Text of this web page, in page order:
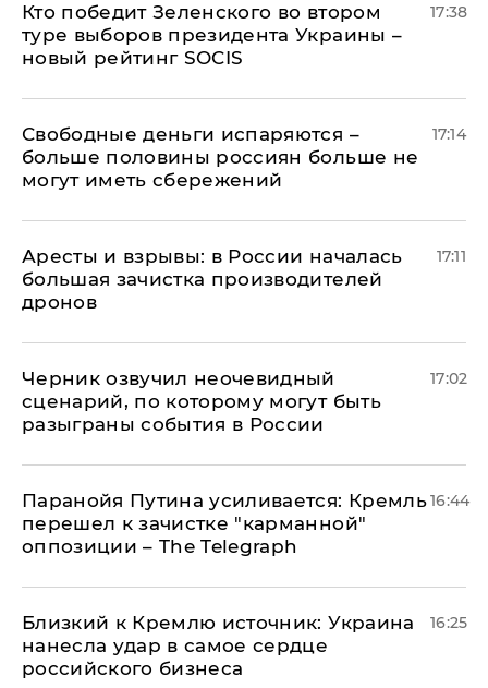
Кто победит Зеленского во втором
туре выборов президента Украины –
новый рейтинг SOCIS
17:38
Свободные деньги испаряются –
больше половины россиян больше не
могут иметь сбережений
17:14
Аресты и взрывы: в России началась
большая зачистка производителей
дронов
17:11
Черник озвучил неочевидный
сценарий, по которому могут быть
разыграны события в России
17:02
Паранойя Путина усиливается: Кремль
перешел к зачистке "карманной"
оппозиции – The Telegraph
16:44
Близкий к Кремлю источник: Украина
нанесла удар в самое сердце
российского бизнеса
16:25